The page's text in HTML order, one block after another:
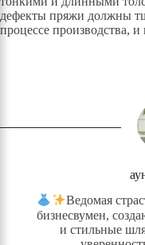
дефекты пряжи должны
процессе производства,
Ведомая
бизнесвумен,
и стильные